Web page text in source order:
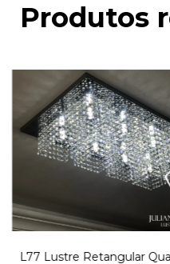
Produtos
L77 Lustre Retangular